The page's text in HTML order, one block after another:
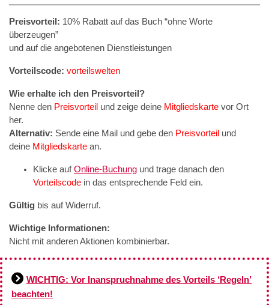
Preisvorteil: 10% Rabatt auf das Buch “ohne Worte
überzeugen”
und auf die angebotenen Dienstleistungen
Vorteilscode: vorteilswelten
Wie erhalte ich den Preisvorteil?
Nenne den Preisvorteil und zeige deine Mitgliedskarte vor Ort
her.
Alternativ: Sende eine Mail und gebe den Preisvorteil und
deine Mitgliedskarte an.
Klicke aufOnline-Buchung und trage danach den
Vorteilscode in das entsprechende Feld ein.
Gültig bis auf Widerruf.
Wichtige Informationen:
Nicht mit anderen Aktionen kombinierbar.
WICHTIG: Vor Inanspruchnahme des Vorteils ‘Regeln’
beachten!